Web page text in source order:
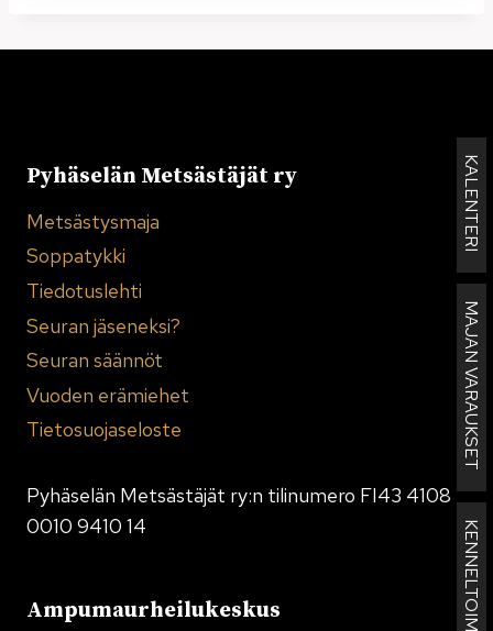
KALENTERI
MAJAN VARAUKSET
KENNELTOIMINTA
Pyhäselän Metsästäjät ry
Metsästysmaja
Soppatykki
Tiedotuslehti
Seuran jäseneksi?
Seuran säännöt
Vuoden erämiehet
Tietosuojaseloste
Pyhäselän Metsästäjät ry:n tilinumero FI43 4108
0010 9410 14
Ampumaurheilukeskus